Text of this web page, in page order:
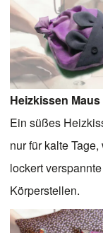
Heizkissen Maus
Ein süßes
nur für kalte
lockert verspannte
Körperstellen.